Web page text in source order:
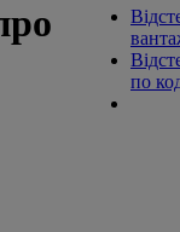
по